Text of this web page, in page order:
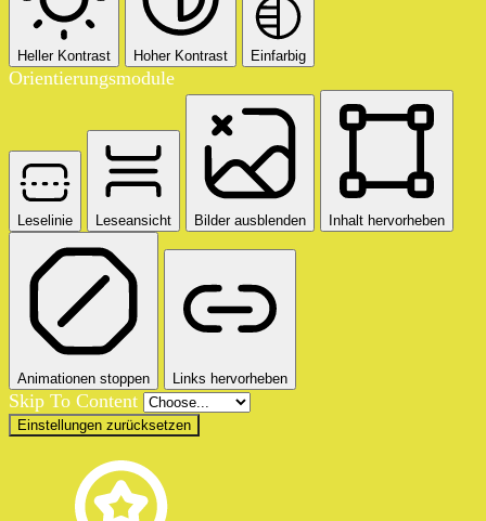
Heller Kontrast Hoher Kontrast Einfarbig
Orientierungsmodule
Leselinie Leseansicht Bilder ausblenden Inhalt hervorheben
Animationen stoppen Links hervorheben
Skip To Content
Einstellungen zurücksetzen